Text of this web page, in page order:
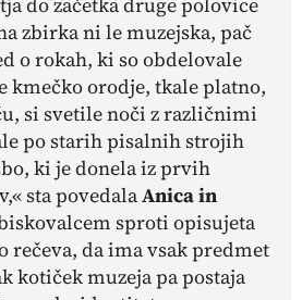
zbirka ni le muzejska, pač
o rokah, ki so obdelovale
kmečko orodje, tkale platno,
si svetile noči z različnimi
po starih pisalnih strojih
ki je donela iz prvih
sta povedalaAnica in
sproti opisujeta
rečeva, da ima vsak predmet
kotiček muzeja pa postaja